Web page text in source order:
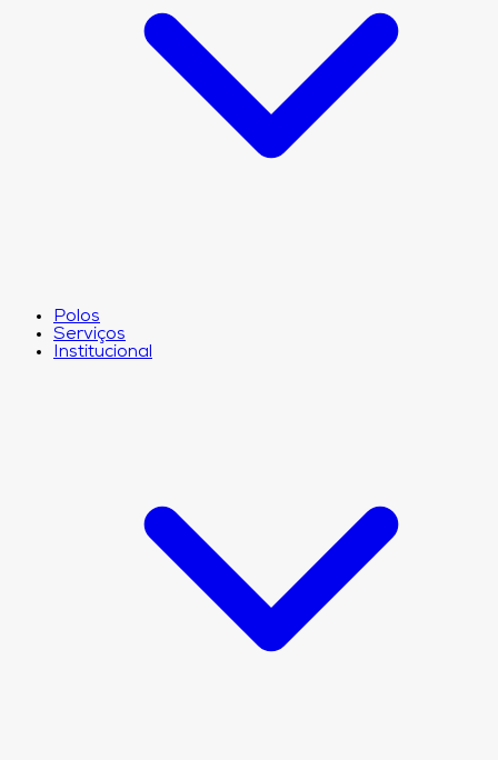
Polos
Serviços
Institucional